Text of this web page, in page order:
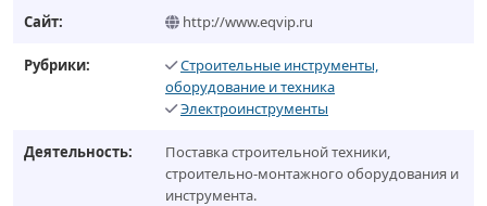
Сайт: http://www.eqvip.ru
Рубрики:
Строительные инструменты,
оборудование и техника
Электроинструменты
Деятельность:
Поставка строительной техники,
строительно-монтажного оборудования и
инструмента.